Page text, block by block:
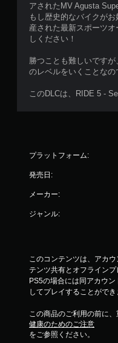
アされたMV Agusta
もし歴史的なバイクが
産された最新スポーツ
しください！
勝つことも難しいです
のレベルをいくことなの
このDLCは、RIDE 5 -
プラットフォーム:
発売日:
メーカー:
ジャンル:
このコンテンツは、アカ
テンツ共有とオフライン
PS5の場合には同アカウ
してプレイすることができ
この商品のご利用の前に
健康のためのご注意
をご参照ください。